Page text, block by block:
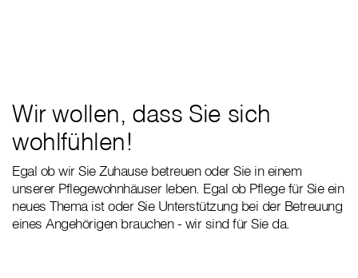
Wir wollen, dass Sie sich
wohlfühlen!
Egal ob wir Sie Zuhause betreuen oder Sie in einem
unserer Pflegewohnhäuser leben. Egal ob Pflege für Sie ein
neues Thema ist oder Sie Unterstützung bei der Betreuung
eines Angehörigen brauchen - wir sind für Sie da.